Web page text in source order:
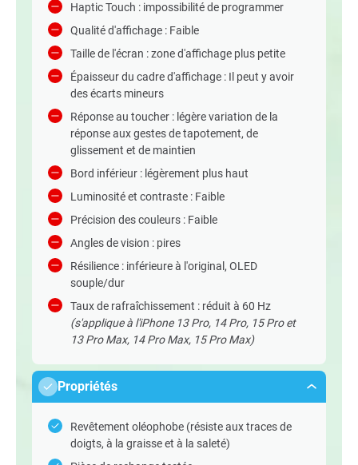
Haptic Touch : impossibilité de programmer
Qualité d'affichage : Faible
Taille de l'écran : zone d'affichage plus petite
Épaisseur du cadre d'affichage : Il peut y avoir
des écarts mineurs
Réponse au toucher : légère variation de la
réponse aux gestes de tapotement, de
glissement et de maintien
Bord inférieur : légèrement plus haut
Luminosité et contraste : Faible
Précision des couleurs : Faible
Angles de vision : pires
Résilience : inférieure à l'original, OLED
souple/dur
Taux de rafraîchissement : réduit à 60 Hz
(s'applique à l'iPhone 13 Pro, 14 Pro, 15 Pro et
13 Pro Max, 14 Pro Max, 15 Pro Max)
Propriétés
Revêtement oléophobe (résiste aux traces de
doigts, à la graisse et à la saleté)